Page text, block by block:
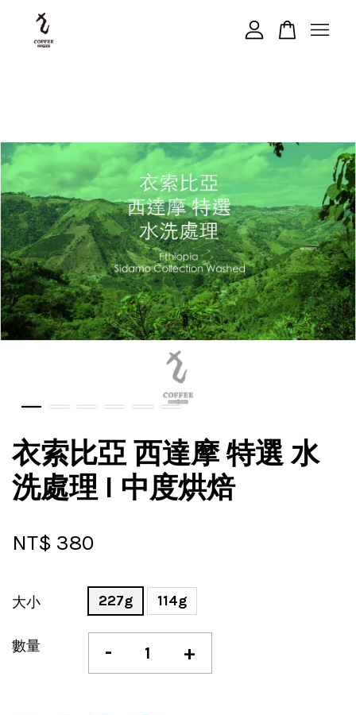
衣索比亞 西達摩 特選 水
洗處理 l 中度烘焙
NT$ 380
大小 227g 114g
數量 - +